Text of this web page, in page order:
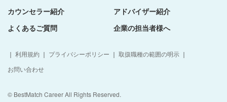
カウンセラー紹介
アドバイザー紹介
よくあるご質問
企業の担当者様へ
｜ 利用規約 ｜ プライバシーポリシー ｜ 取扱職種の範囲の明示 ｜
お問い合わせ
© BestMatch Career All Rights Reserved.